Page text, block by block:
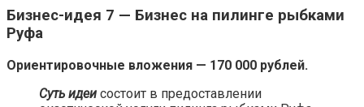
Бизнес-идея 7 — Бизнес на пилинге рыбками
Руфа
Ориентировочные вложения — 170 000 рублей.
Суть идеи состоит в предоставлении